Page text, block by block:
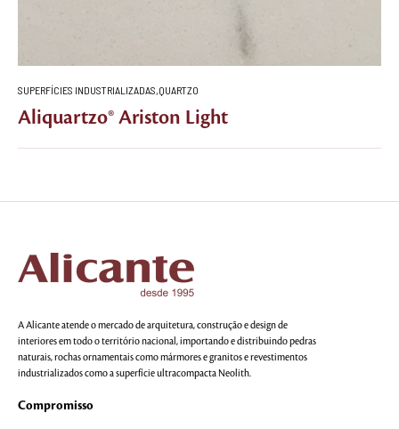
SUPERFÍCIES INDUSTRIALIZADAS,QUARTZO
Aliquartzo® Ariston Light
A Alicante atende o mercado de arquitetura, construção e design de
interiores em todo o território nacional, importando e distribuindo pedras
naturais, rochas ornamentais como mármores e granitos e revestimentos
industrializados como a superfície ultracompacta Neolith.
Compromisso